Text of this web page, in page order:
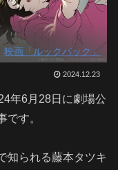
映画「ルックバック」
2024.12.23
年6月28日に劇場公
です。
知られる藤本タツキ